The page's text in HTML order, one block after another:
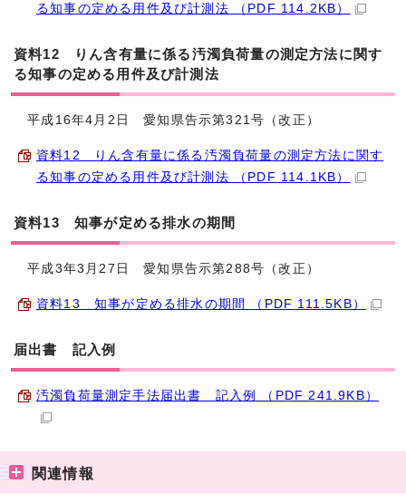
る知事の定める用件及び計測法 （PDF 114.2KB）
資料12 りん含有量に係る汚濁負荷量の測定方法に関す
る知事の定める用件及び計測法
平成16年4月2日 愛知県告示第321号（改正）
資料12 りん含有量に係る汚濁負荷量の測定方法に関す
る知事の定める用件及び計測法 （PDF 114.1KB）
資料13 知事が定める排水の期間
平成3年3月27日 愛知県告示第288号（改正）
資料13 知事が定める排水の期間 （PDF 111.5KB）
届出書 記入例
汚濁負荷量測定手法届出書 記入例 （PDF 241.9KB）
関連情報